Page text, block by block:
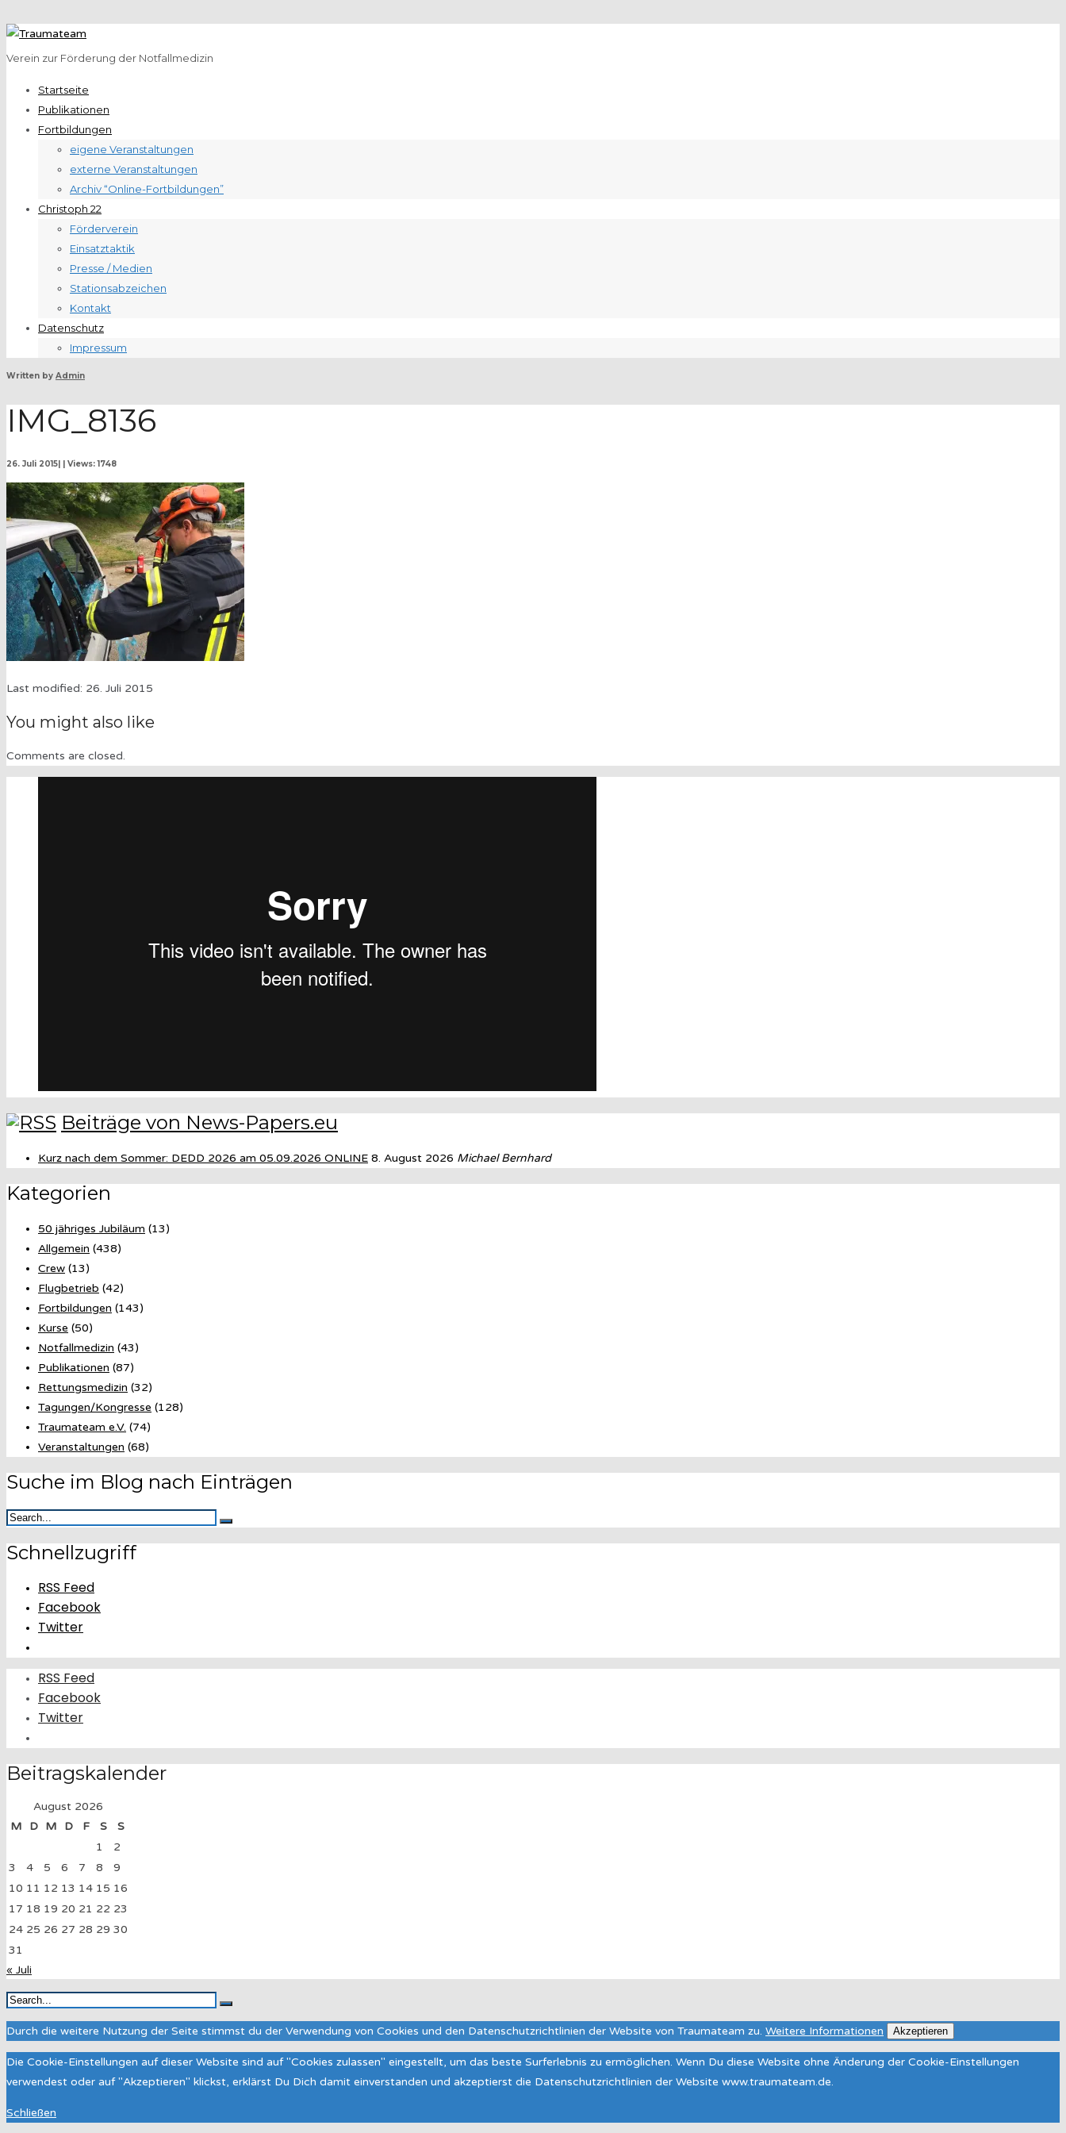
Verein zur Förderung der Notfallmedizin
Startseite
Publikationen
Fortbildungen
eigene Veranstaltungen
externe Veranstaltungen
Archiv “Online-Fortbildungen”
Christoph 22
Förderverein
Einsatztaktik
Presse / Medien
Stationsabzeichen
Kontakt
Datenschutz
Impressum
Written by Admin
IMG_8136
26. Juli 2015 Views: 1748
Last modified: 26. Juli 2015
You might also like
Comments are closed.
Beiträge von News-Papers.eu
Kurz nach dem Sommer: DEDD 2026 am 05.09.2026 ONLINE 8. August 2026 Michael Bernhard
Kategorien
50 jähriges Jubiläum (13)
Allgemein (438)
Crew (13)
Flugbetrieb (42)
Fortbildungen (143)
Kurse (50)
Notfallmedizin (43)
Publikationen (87)
Rettungsmedizin (32)
Tagungen/Kongresse (128)
Traumateam e.V. (74)
Veranstaltungen (68)
Suche im Blog nach Einträgen
Schnellzugriff
RSS Feed
Facebook
Twitter
RSS Feed
Facebook
Twitter
Beitragskalender
August 2026
M
D M D F S
S
1
2
3
4 5 6 7 8
9
10 11 12 13 14 15 16
17 18 19 20 21 22 23
24 25 26 27 28 29 30
31
« Juli
Durch die weitere Nutzung der Seite stimmst du der Verwendung von Cookies und den Datenschutzrichtlinien der Website von Traumateam zu. Weitere Informationen Akzeptieren
Die Cookie-Einstellungen auf dieser Website sind auf "Cookies zulassen" eingestellt, um das beste Surferlebnis zu ermöglichen. Wenn Du diese Website ohne Änderung der Cookie-Einstellungen
verwendest oder auf "Akzeptieren" klickst, erklärst Du Dich damit einverstanden und akzeptierst die Datenschutzrichtlinien der Website www.traumateam.de.
Schließen